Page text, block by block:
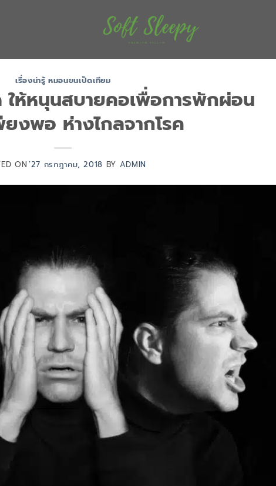
เรื่องน่ารู้ หมอนขนเป็ดเทียม
ห้หนุนสบายคอเพื่อการพักผ่อน
งพอ ห่างไกลจากโรค
ON่27 กรกฎาคม, 2018 BY ADMIN